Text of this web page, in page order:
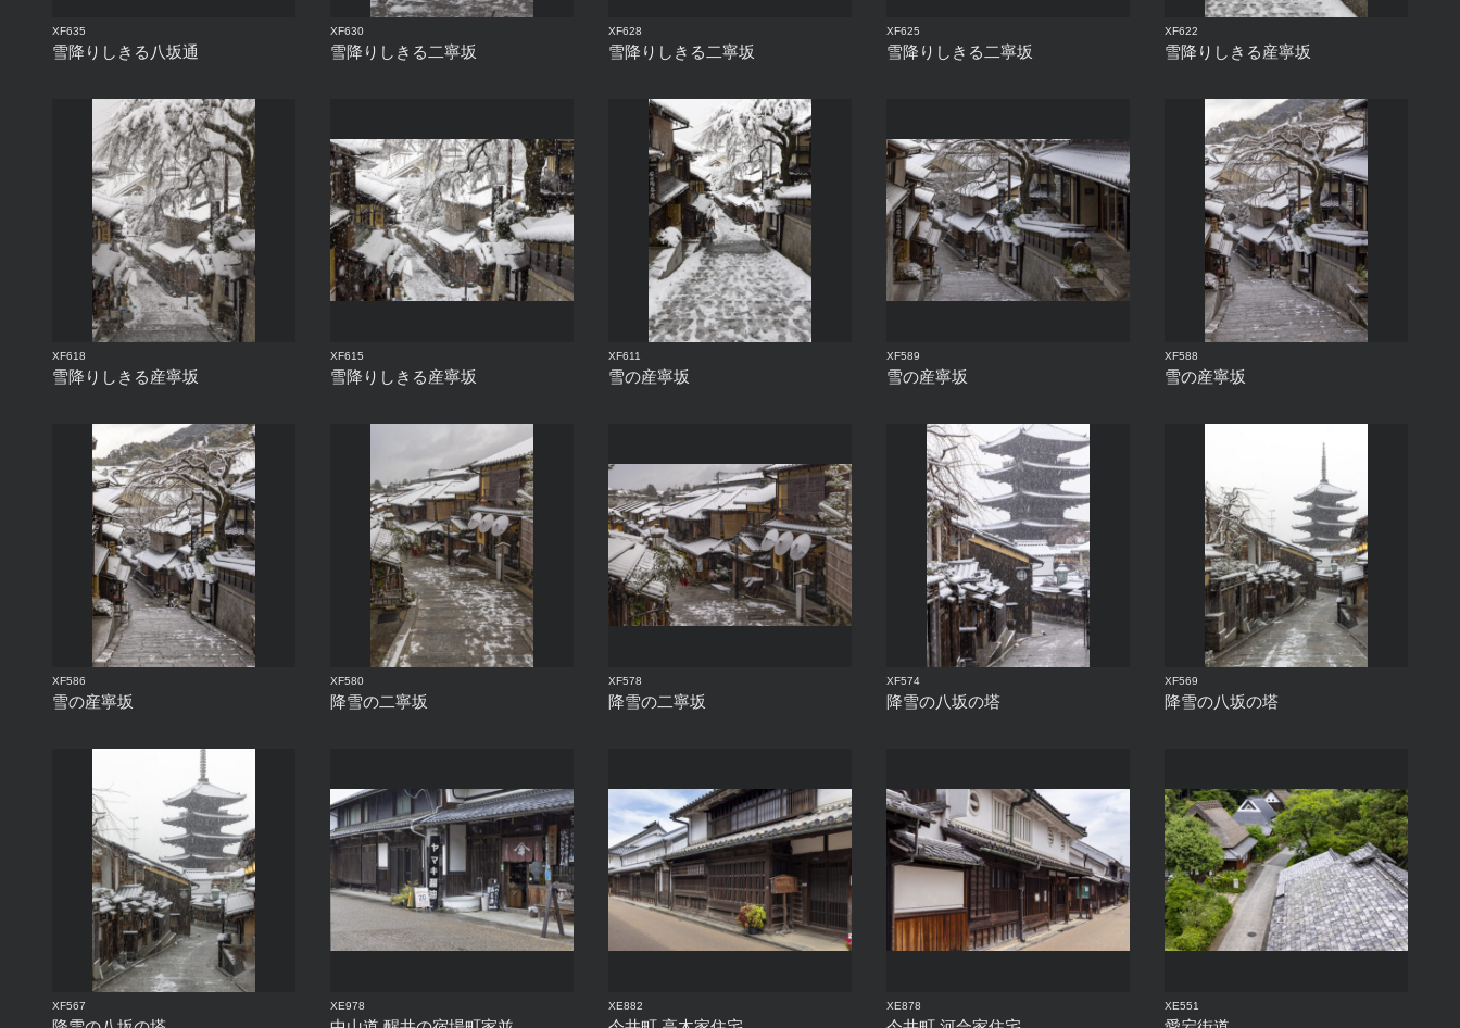
XF635
雪降りしきる八坂通
XF630
雪降りしきる二寧坂
XF628
雪降りしきる二寧坂
XF625
雪降りしきる二寧坂
XF622
雪降りしきる産寧坂
XF618
雪降りしきる産寧坂
XF615
雪降りしきる産寧坂
XF611
雪の産寧坂
XF589
雪の産寧坂
XF588
雪の産寧坂
XF586
雪の産寧坂
XF580
降雪の二寧坂
XF578
降雪の二寧坂
XF574
降雪の八坂の塔
XF569
降雪の八坂の塔
XF567 XE978 XE882 XE878 XE551